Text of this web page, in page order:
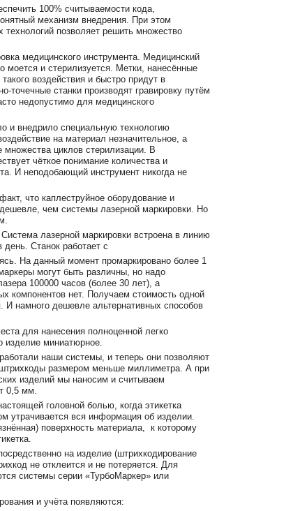
100% считываемости кода,
механизм внедрения. При этом
технологий позволяет решить множество
медицинского инструмента. Медицинский
моется и стерилизуется. Метки, нанесённые
воздействия и быстро придут в
точечные станки производят гравировку путём
недопустимо для медицинского
и внедрило специальную технологию
на материал незначительное, а
циклов стерилизации. В
чёткое понимание количества и
И неподобающий инструмент никогда не
что каплеструйное оборудование и
дешевле, чем системы лазерной маркировки. Но
лазерной маркировки встроена в линию
день. Станок работает с
На данный момент промаркировано более 1
могут быть различны, но надо
100000 часов (более 30 лет), а
компонентов нет. Получаем стоимость одной
И намного дешевле альтернативных способов
для нанесения полноценной легко
изделие миниатюрное.
наши системы, и теперь они позволяют
размером меньше миллиметра. А при
изделий мы наносим и считываем
0,5 мм.
головной болью, когда этикетка
утрачивается вся информация об изделии.
поверхность материала, к которому
на изделие (штрихкодирование
не отклеится и не потеряется. Для
системы серии «ТурбоМаркер» или
и учёта появляются: